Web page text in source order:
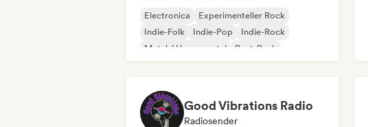
Electronica
Experimenteller Rock
Indie-Folk
Indie-Pop
Indie-Rock
Metal / Heavy metal
Post-Punk
Good Vibrations Radio
Radiosender